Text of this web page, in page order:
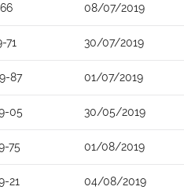
08/07/2019
71 30/07/2019
87 01/07/2019
05 30/05/2019
75 01/08/2019
21 04/08/2019